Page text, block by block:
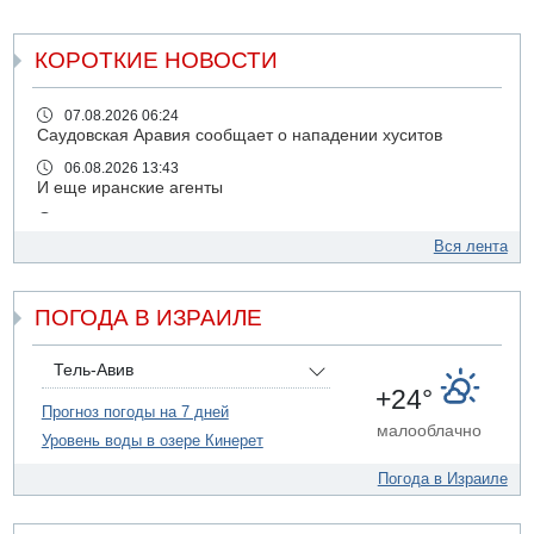
КОРОТКИЕ НОВОСТИ
07.08.2026 06:24
Саудовская Аравия сообщает о нападении хуситов
06.08.2026 13:43
И еще иранские агенты
электрической компании
06.08.2026 13:07
Возле Кирьят-Арбы пожар на местности
06.08.2026 12:06
США не будут давить на Израиль в вопросе Ливана
Трое подростков ограбили сексшоп в Холоне
06.08.2026 08:45
Украинская атака на российский НПЗ
Вся лента
ПОГОДА В ИЗРАИЛЕ
Тель-Авив
Прогноз погоды на 7 дней
Уровень воды в озере Кинерет
+24°
малооблачно
Погода в Израиле